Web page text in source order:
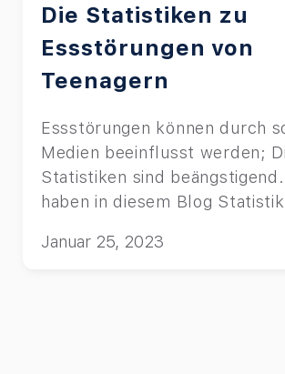
Die Statistiken zu
Essstörungen von
Teenagern
Essstörungen können durch
Medien beeinflusst werden;
Statistiken sind
haben in diesem Blog
zusammengestellt.
Januar 25, 2023